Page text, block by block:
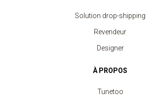
Solution drop-shipping
Revendeur
Designer
À PROPOS
Tunetoo